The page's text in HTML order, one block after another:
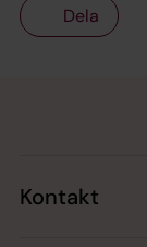
Dela
Kontakt